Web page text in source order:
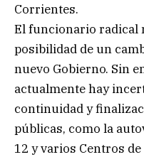
Corrientes.
El funcionario radical
posibilidad de un
nuevo Gobierno. Sin
actualmente hay
continuidad y
públicas, como la
12 y varios Centros